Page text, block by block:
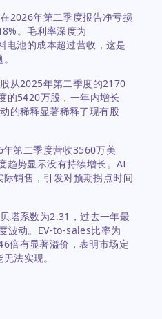
2026年第二季度报告净亏损
。毛利率深度为
电池的成本超过营收，这是
从2025年第二季度的2170
的5420万股，一年内增长
的稀释显著稀释了现有股
年第二季度营收3560万美
趋势显示没有持续增长。AI
销售，引发对预期拐点时间
贝塔系数为2.31，过去一年最
波动。EV-to-sales比率为
倍有显著溢价，表明市场定
法实现。